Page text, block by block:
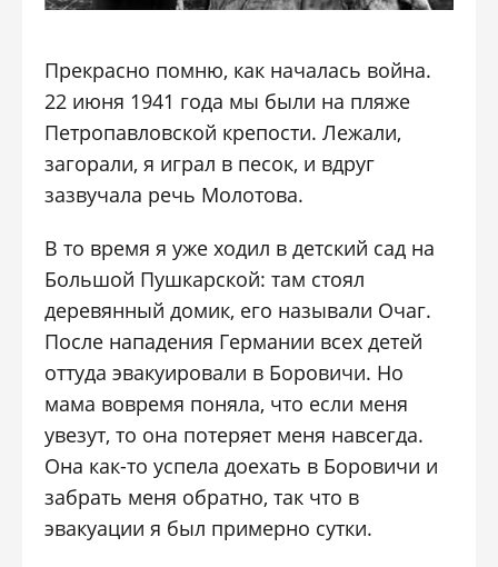
Прекрасно помню, как началась война.
22 июня 1941 года мы были на пляже
Петропавловской крепости. Лежали,
загорали, я играл в песок, и вдруг
зазвучала речь Молотова.
В то время я уже ходил в детский сад на
Большой Пушкарской: там стоял
деревянный домик, его называли Очаг.
После нападения Германии всех детей
оттуда эвакуировали в Боровичи. Но
мама вовремя поняла, что если меня
увезут, то она потеряет меня навсегда.
Она как-то успела доехать в Боровичи и
забрать меня обратно, так что в
эвакуации я был примерно сутки.